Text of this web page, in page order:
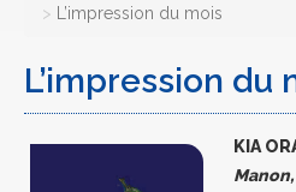
L’impression du mois
L’impression du
KIA